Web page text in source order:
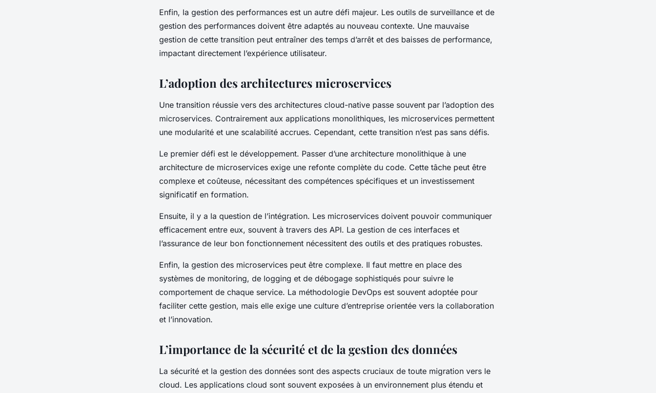
Enfin, la gestion des performances est un autre défi majeur. Les outils de surveillance et de
gestion des performances doivent être adaptés au nouveau contexte. Une mauvaise
gestion de cette transition peut entraîner des temps d’arrêt et des baisses de performance,
impactant directement l’expérience utilisateur.
L’adoption des architectures microservices
Une transition réussie vers des architectures cloud-native passe souvent par l’adoption des
microservices. Contrairement aux applications monolithiques, les microservices permettent
une modularité et une scalabilité accrues. Cependant, cette transition n’est pas sans défis.
Le premier défi est le développement. Passer d’une architecture monolithique à une
architecture de microservices exige une refonte complète du code. Cette tâche peut être
complexe et coûteuse, nécessitant des compétences spécifiques et un investissement
significatif en formation.
Ensuite, il y a la question de l’intégration. Les microservices doivent pouvoir communiquer
efficacement entre eux, souvent à travers des API. La gestion de ces interfaces et
l’assurance de leur bon fonctionnement nécessitent des outils et des pratiques robustes.
Enfin, la gestion des microservices peut être complexe. Il faut mettre en place des
systèmes de monitoring, de logging et de débogage sophistiqués pour suivre le
comportement de chaque service. La méthodologie DevOps est souvent adoptée pour
faciliter cette gestion, mais elle exige une culture d’entreprise orientée vers la collaboration
et l’innovation.
L’importance de la sécurité et de la gestion des données
La sécurité et la gestion des données sont des aspects cruciaux de toute migration vers le
cloud. Les applications cloud sont souvent exposées à un environnement plus étendu et